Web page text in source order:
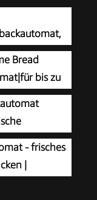
automatische
13-
Bread
bis zu
Programmen
/
- frisches
|